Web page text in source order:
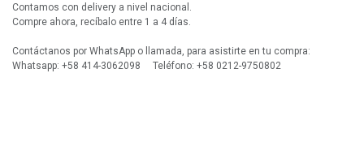
Contamos con delivery a nivel nacional.
Compre ahora, recíbalo entre 1 a 4 días.
Contáctanos por WhatsApp o llamada, para asistirte en tu compra:
Whatsapp: +58 414-3062098 Teléfono: +58 0212-9750802